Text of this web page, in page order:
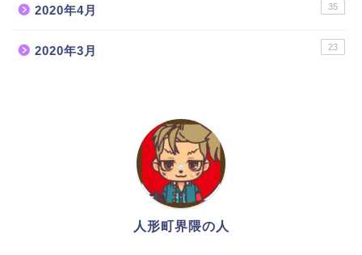
2020年4月 35
2020年3月 23
人形町界隈の人
人形町人気ランチ店12
人形町のマタニティー用
品・ベビー用品店４選！